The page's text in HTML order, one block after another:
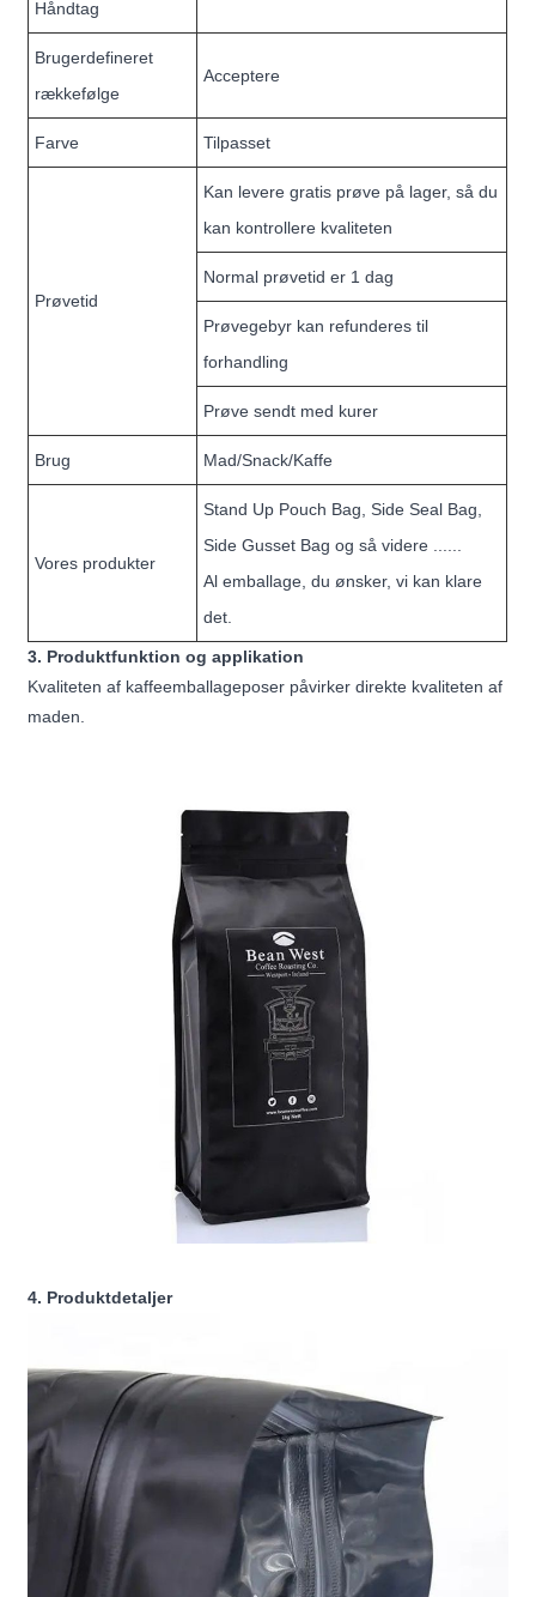
Håndtag
Brugerdefineret
rækkefølge
Acceptere
Farve Tilpasset
Prøvetid
Kan levere gratis prøve på lager, så du
kan kontrollere kvaliteten
Normal prøvetid er 1 dag
Prøvegebyr kan refunderes til
forhandling
Prøve sendt med kurer
Brug Mad/Snack/Kaffe
Vores produkter
Stand Up Pouch Bag, Side Seal Bag,
Side Gusset Bag og så videre ......
Al emballage, du ønsker, vi kan klare
det.
3. Produktfunktion og applikation
Kvaliteten af ​​kaffeemballageposer påvirker direkte kvaliteten af ​​
maden.
4. Produktdetaljer